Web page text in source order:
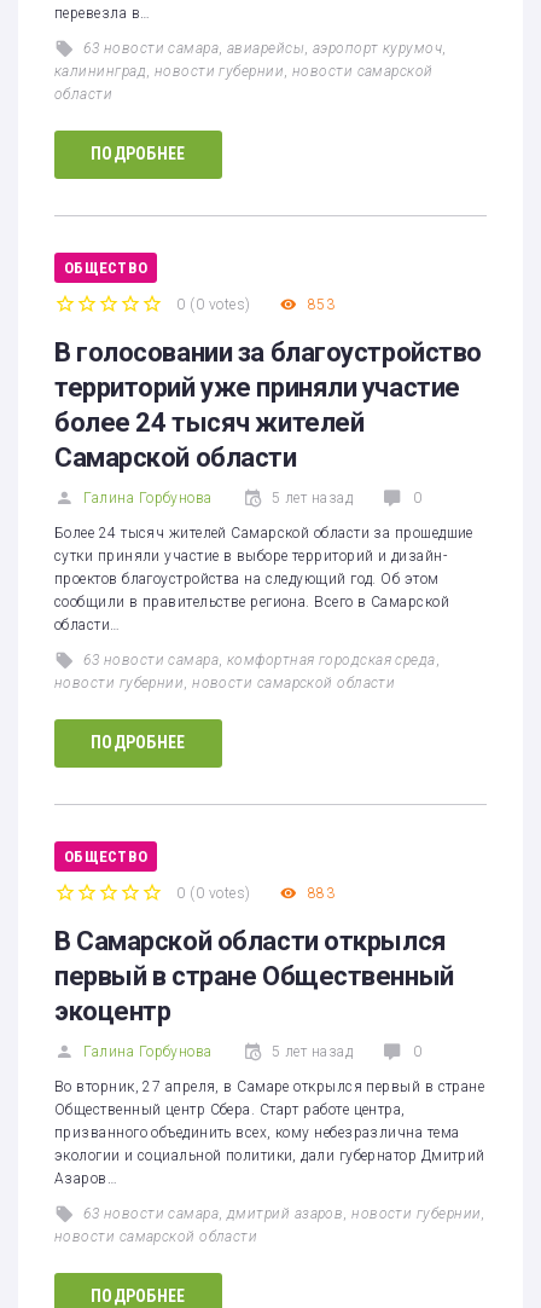
перевезла в…
63 новости самара ,авиарейсы аэропорт курумоч
калининград новости губернии новости самарской
области
ПОДРОБНЕЕ
ОБЩЕСТВО
0 (0 votes) 853
В голосовании за благоустройство
территорий уже приняли участие
более 24 тысяч жителей
Самарской области
Галина Горбунова 5 лет назад 0
Более 24 тысяч жителей Самарской области за прошедшие
сутки приняли участие в выборе территорий и дизайн-
проектов благоустройства на следующий год. Об этом
сообщили в правительстве региона. Всего в Самарской
области…
63 новости самара ,комфортная городская среда
новости губернии ,новости самарской области
ПОДРОБНЕЕ
ОБЩЕСТВО
0 (0 votes) 883
В Самарской области открылся
первый в стране Общественный
экоцентр
Галина Горбунова 5 лет назад 0
Во вторник, 27 апреля, в Самаре открылся первый в стране
Общественный центр Сбера. Старт работе центра,
призванного объединить всех, кому небезразлична тема
экологии и социальной политики, дали губернатор Дмитрий
Азаров…
63 новости самара ,дмитрий азаров ,новости губернии
новости самарской области
ПОДРОБНЕЕ